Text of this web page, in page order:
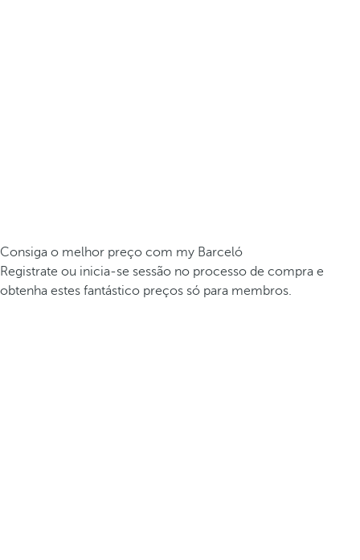
Consiga o melhor preço com my Barceló
Registrate ou inicia-se sessão no processo de compra e
obtenha estes fantástico preços só para membros.